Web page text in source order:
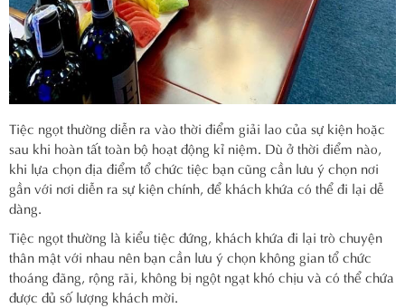
Tiệc ngọt thường diễn ra vào thời điểm giải lao của sự kiện hoặc
sau khi hoàn tất toàn bộ hoạt động kỉ niệm. Dù ở thời điểm nào,
khi lựa chọn địa điểm tổ chức tiệc bạn cũng cần lưu ý chọn nơi
gần với nơi diễn ra sự kiện chính, để khách khứa có thể đi lại dễ
dàng.
Tiệc ngọt thường là kiểu tiệc đứng, khách khứa đi lại trò chuyện
thân mật với nhau nên bạn cần lưu ý chọn không gian tổ chức
thoáng đãng, rộng rãi, không bị ngột ngạt khó chịu và có thể chứa
được đủ số lượng khách mời.